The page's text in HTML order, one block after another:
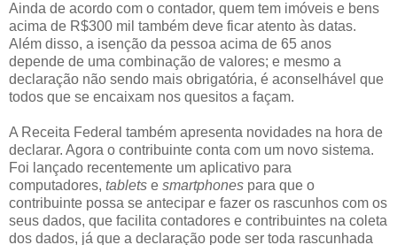
Ainda de acordo com o contador, quem tem imóveis e bens
acima de R$300 mil também deve ficar atento às datas.
Além disso, a isenção da pessoa acima de 65 anos
depende de uma combinação de valores; e mesmo a
declaração não sendo mais obrigatória, é aconselhável que
todos que se encaixam nos quesitos a façam.
A Receita Federal também apresenta novidades na hora de
declarar. Agora o contribuinte conta com um novo sistema.
Foi lançado recentemente um aplicativo para
computadores, tablets e smartphones para que o
contribuinte possa se antecipar e fazer os rascunhos com os
seus dados, que facilita contadores e contribuintes na coleta
dos dados, já que a declaração pode ser toda rascunhada